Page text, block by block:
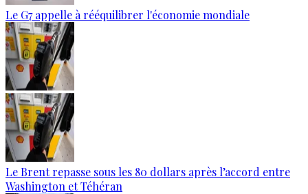
Le G7 appelle à rééquilibrer l'économie mondiale
Le Brent repasse sous les 80 dollars après l’accord entre
Washington et Téhéran